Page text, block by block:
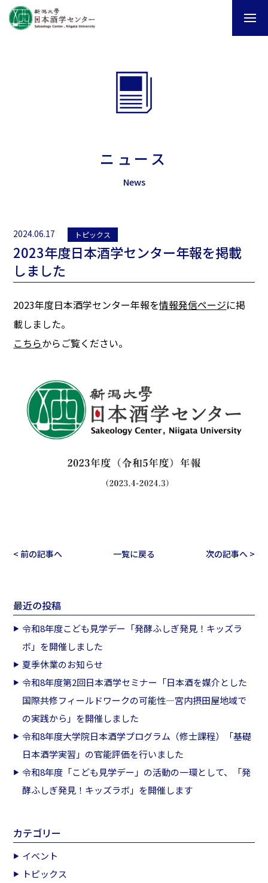
ニュース
News
2024.06.17 トピックス
2023年度日本酒学センター年報を掲載
しました
2023年度日本酒学センター年報を情報発信ページに掲
載しました。
こちらからご覧ください。
< 前の記事へ 一覧に戻る 次の記事へ >
最近の投稿
令和8年度こども見学デー「発酵ふしぎ発見！キッズラ
ボ」を開催しました
夏季休業のお知らせ
令和8年度第2回日本酒学セミナー「日本酒を媒介とした
国際共修フィールドワークの可能性―宮内摂田屋地域で
の実践から」を開催しました
令和8年度大学院日本酒学プログラム（修士課程）「基礎
日本酒学実習」の官能評価を行いました
令和8年度「こども見学デー」の活動の一環として、「発
酵ふしぎ発見！キッズラボ」を開催します
カテゴリー
イベント
トピックス